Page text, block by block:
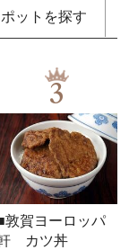
ットを探す
3
敦賀ヨーロッパ
カツ丼